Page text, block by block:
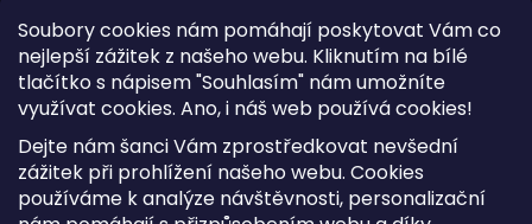
Soubory cookies nám pomáhají poskytovat Vám co
nejlepší zážitek z našeho webu. Kliknutím na bílé
tlačítko s nápisem "Souhlasím" nám umožníte
využívat cookies. Ano, i náš web používá cookies!
Dejte nám šanci Vám zprostředkovat nevšední
zážitek při prohlížení našeho webu. Cookies
používáme k analýze návštěvnosti, personalizační
Kontakt
Sitemap
Doprava a Platba